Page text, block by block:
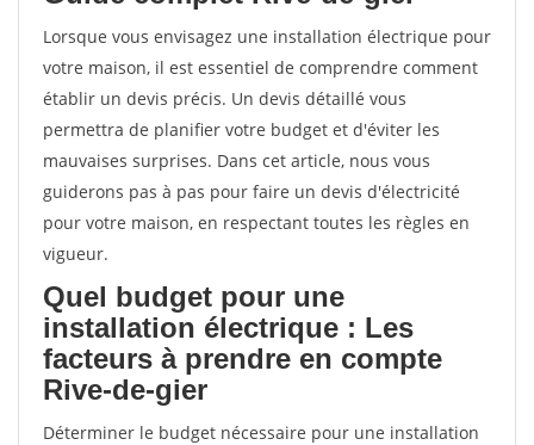
Lorsque vous envisagez une installation électrique pour
votre maison, il est essentiel de comprendre comment
établir un devis précis. Un devis détaillé vous
permettra de planifier votre budget et d'éviter les
mauvaises surprises. Dans cet article, nous vous
guiderons pas à pas pour faire un devis d'électricité
pour votre maison, en respectant toutes les règles en
vigueur.
Quel budget pour une
installation électrique : Les
facteurs à prendre en compte
Rive-de-gier
Déterminer le budget nécessaire pour une installation